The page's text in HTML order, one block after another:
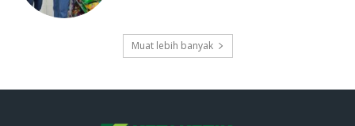
Muat lebih banyak